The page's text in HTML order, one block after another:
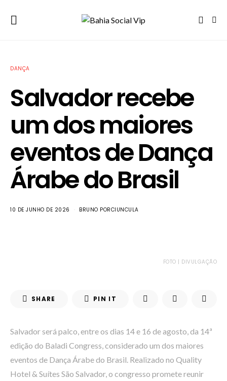
DANÇA
Salvador recebe
um dos maiores
eventos de Dança
Árabe do Brasil
10 DE JUNHO DE 2026 BRUNO PORCIUNCULA
FOTO | DIVULGAÇÃO
SHARE PIN IT
Salvador será palco, entre os dias 14 e 16 de agosto, da 14ª
edição do Baladi Congress, considerado um dos maiores
eventos de Dança Árabe do Brasil. Realizado no Quality
Hotel & Suítes São Salvador, o congresso promete reunir